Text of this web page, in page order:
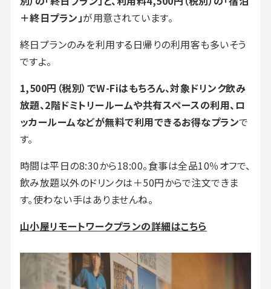
＋終日プラン」が用意されています。
終日プランのみを利用する日帰りの利用客も多いそう
ですよ。
1,500円（税別）でW-Fiはもちろん、対象ドリンク飲み
放題、2階ドミトリールームや共有スペースの利用、ロ
ッカールームなどが無料で利用できるお得なプランで
す。
時間は平日の8:30から18:00。食事は全品10％オフで、
飲み放題以外のドリンクは＋50円からで注文できま
す。使わない手はありませんね。
山小屋リモートワークプランの詳細はこちら